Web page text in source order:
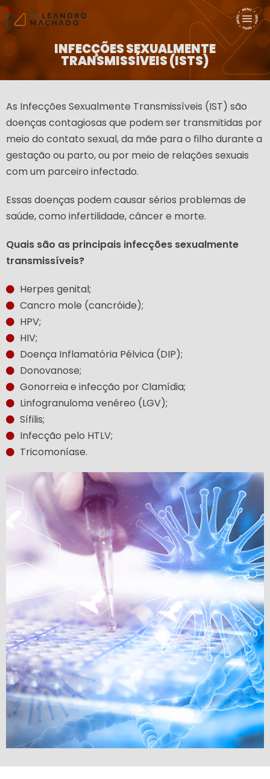
INFECÇÕES SEXUALMENTE
TRANSMISSÍVEIS (ISTS)
As Infecções Sexualmente Transmissíveis (IST) são
doenças contagiosas que podem ser transmitidas por
meio do contato sexual, da mãe para o filho durante a
gestação ou parto, ou por meio de relações sexuais
com um parceiro infectado.
Essas doenças podem causar sérios problemas de
saúde, como infertilidade, câncer e morte.
Quais são as principais infecções sexualmente
transmissíveis?
Herpes genital;
Cancro mole (cancróide);
HPV;
HIV;
Doença Inflamatória Pélvica (DIP);
Donovanose;
Gonorreia e infecção por Clamídia;
Linfogranuloma venéreo (LGV);
Sífilis;
Infecção pelo HTLV;
Tricomoníase.